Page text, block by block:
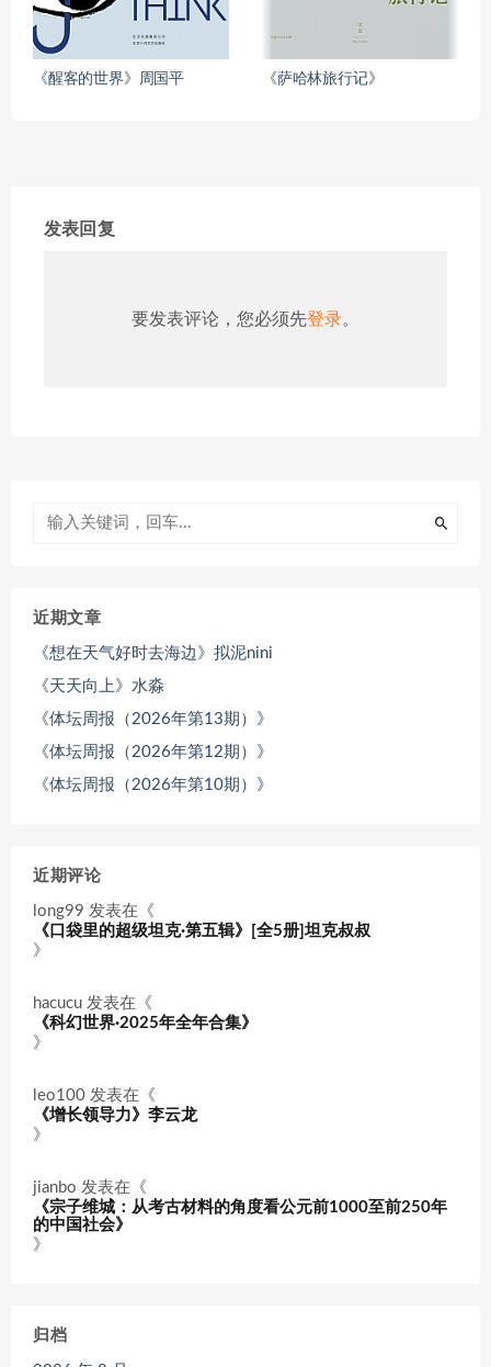
《醒客的世界》周国平 《萨哈林旅行记》
发表回复
要发表评论，您必须先登录。
近期文章
《想在天气好时去海边》拟泥nini
《天天向上》水淼
《体坛周报（2026年第13期）》
《体坛周报（2026年第12期）》
《体坛周报（2026年第10期）》
近期评论
long99 发表在《
《口袋里的超级坦克·第五辑》[全5册]坦克叔叔
》
hacucu 发表在《
《科幻世界·2025年全年合集》
》
leo100 发表在《
《增长领导力》李云龙
》
jianbo 发表在《
《宗子维城：从考古材料的角度看公元前1000至前250年
的中国社会》
》
归档